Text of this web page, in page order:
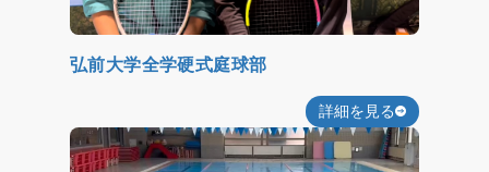
弘前大学全学硬式庭球部
詳細を見る